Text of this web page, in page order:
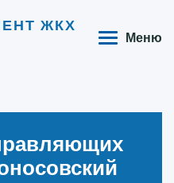
ЖКХ
Меню